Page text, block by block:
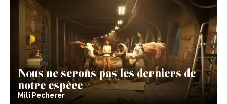
Nous ne serons pas les derniers de
notre espèce
Mili Pecherer